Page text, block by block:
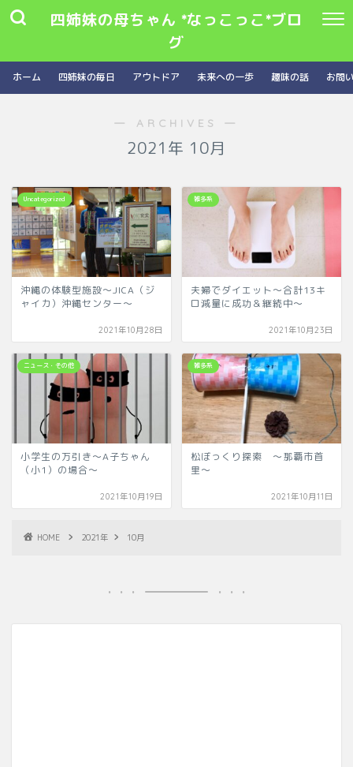
四姉妹の母ちゃん *なっこっこ*ブロ
グ
ホーム 四姉妹の毎日 アウトドア 未来への一歩 趣味の話 お問
― ARCHIVES ―
2021年 10月
Uncategorized
沖縄の体験型施設～JICA（ジ
ャイカ）沖縄センター～
2021年10月28日
雑多系
夫婦でダイエット～合計13キ
ロ減量に成功＆継続中～
2021年10月23日
ニュース・その他
小学生の万引き～A子ちゃん
（小1）の場合～
2021年10月19日
雑多系
松ぼっくり探索 ～那覇市首
里～
2021年10月11日
HOME 2021年 10月